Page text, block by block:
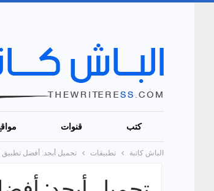
كتب قنوات
الباش كاتبة تطبيقات تحميل أبجد: أفضل تطبيق